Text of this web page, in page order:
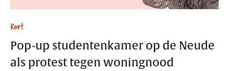
Kort
Pop-up studentenkamer op de Neude
als protest tegen woningnood